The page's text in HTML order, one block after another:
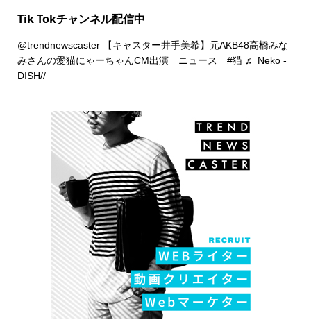
Tik Tokチャンネル配信中
@trendnewscaster【キャスター井手美希】元AKB48高橋みな
みさんの愛猫にゃーちゃんCM出演 ニュース #猫 ♬ Neko -
DISH//